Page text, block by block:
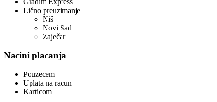
Gradim Express
Lično preuzimanje
Niš
Novi Sad
Zaječar
Nacini placanja
Pouzecem
Uplata na racun
Karticom